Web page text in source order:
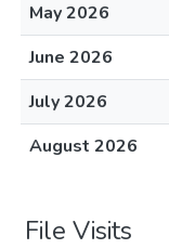
May 2026
June 2026
July 2026
August 2026
File Visits